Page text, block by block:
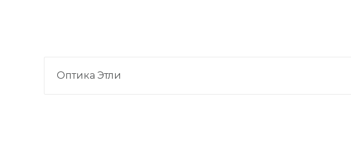
Оптика Этли